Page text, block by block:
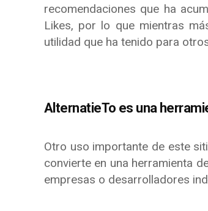
recomendaciones que ha
Likes, por lo que mientras
utilidad que ha tenido para
AlternatieTo es una
Otro uso importante de este
convierte en una herramienta
empresas o desarrolladores